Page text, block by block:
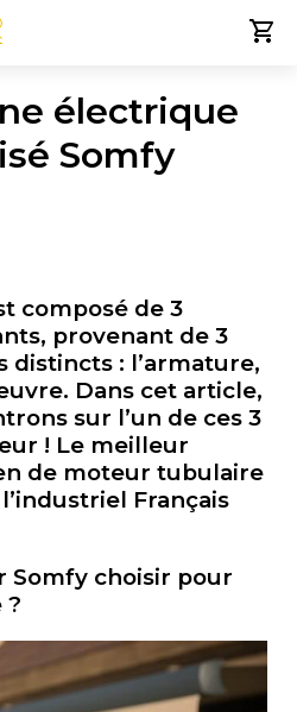
électrique
Somfy
composé de 3
provenant de 3
distincts : l’armature,
Dans cet article,
sur l’un de ces 3
! Le meilleur
de moteur tubulaire
Français
Somfy choisir pour
?